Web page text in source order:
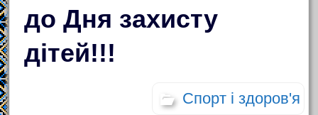
до Дня захисту
дітей!!!
Спорт і здоров'я